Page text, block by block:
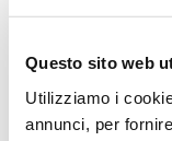
Questo sito web
Utilizziamo i
annunci, per
strumenti
Doveri
qui >>
Informativa